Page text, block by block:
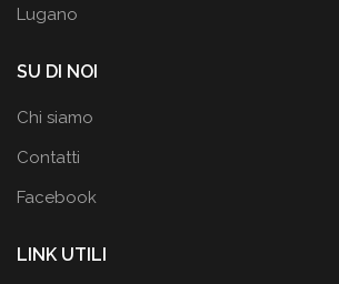
Lugano
SU DI NOI
Chi siamo
Contatti
Facebook
LINK UTILI